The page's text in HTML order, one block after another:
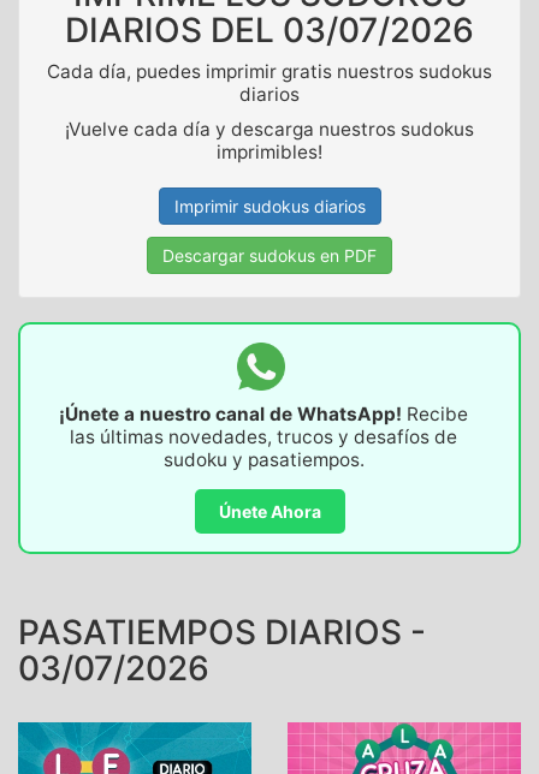
DIARIOS DEL 03/07/2026
Cada día, puedes imprimir gratis nuestros sudokus
diarios
¡Vuelve cada día y descarga nuestros sudokus
imprimibles!
Imprimir sudokus diarios
Descargar sudokus en PDF
¡Únete a nuestro canal de WhatsApp! Recibe
las últimas novedades, trucos y desafíos de
sudoku y pasatiempos.
Únete Ahora
PASATIEMPOS DIARIOS -
03/07/2026